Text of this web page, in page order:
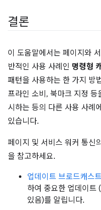
결론
이 도움말에서는 페이지와
반적인 사용 사례인 명령형
패턴을 사용하는 한 가지 방
프라인 소비, 북마크 지정 등
시하는 등의 다른 사용 사례
있습니다.
페이지 및 서비스 워커 통신
을 참고하세요.
업데이트 브로드캐스트
하여 중요한 업데이트
있음)를 알립니다.